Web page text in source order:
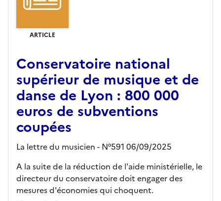
ARTICLE
Conservatoire national
supérieur de musique et de
danse de Lyon : 800 000
euros de subventions
coupées
La lettre du musicien - N°591 06/09/2025
A la suite de la réduction de l'aide ministérielle, le
directeur du conservatoire doit engager des
mesures d'économies qui choquent.